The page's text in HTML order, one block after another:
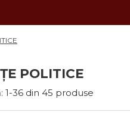
POLITICE
1-36 din 45 produse